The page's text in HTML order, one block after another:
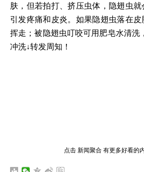
肤，但若拍打、挤压虫体，隐翅虫就
引发疼痛和皮炎。如果隐翅虫落在皮
挥走；被隐翅虫叮咬可用肥皂水清洗
冲洗↓转发周知！
点击 新闻聚合有更多好看的